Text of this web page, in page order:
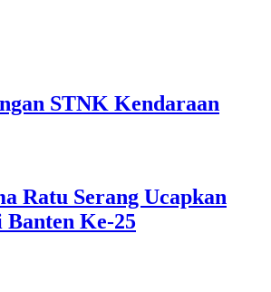
STNK Kendaraan
Ratu Serang Ucapkan
Ke-25